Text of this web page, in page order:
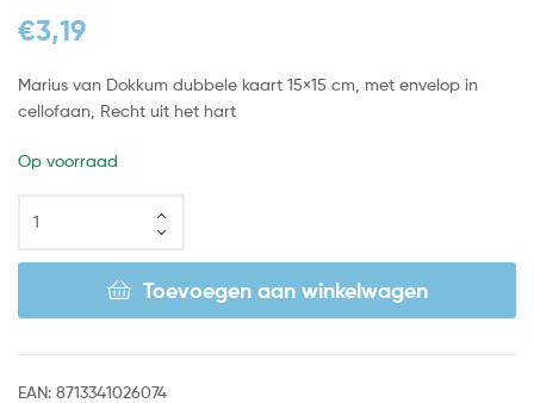
€3,19
Marius van Dokkum dubbele kaart 15×15 cm, met envelop in
cellofaan, Recht uit het hart
Op voorraad
Toevoegen aan winkelwagen
EAN: 8713341026074